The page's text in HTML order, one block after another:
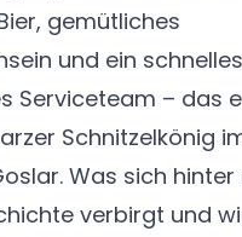
gemütliches
und ein
Serviceteam – das
Schnitzelkönig
Was sich hinter
verbirgt und